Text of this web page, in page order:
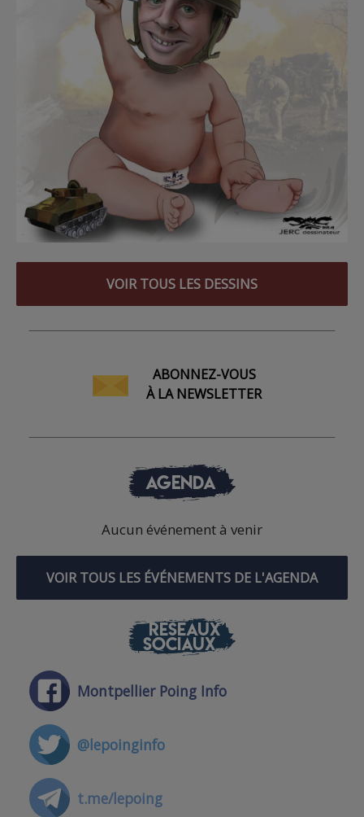
VOIR TOUS LES DESSINS
ABONNEZ-VOUS
À LA NEWSLETTER
AGENDA
Aucun événement à venir
VOIR TOUS LES ÉVÉNEMENTS DE L'AGENDA
RÉSEAUX
SOCIAUX
Montpellier Poing Info
@lepoinginfo
t.me/lepoing